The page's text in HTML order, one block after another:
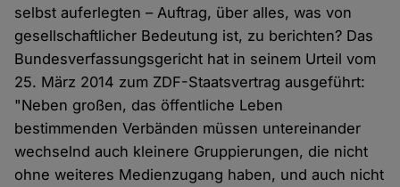
selbst auferlegten – Auftrag, über alles, was von
gesellschaftlicher Bedeutung ist, zu berichten? Das
Bundesverfassungsgericht hat in seinem Urteil vom
25. März 2014 zum ZDF-Staatsvertrag ausgeführt:
"Neben großen, das öffentliche Leben
bestimmenden Verbänden müssen untereinander
wechselnd auch kleinere Gruppierungen, die nicht
ohne weiteres Medienzugang haben, und auch nicht